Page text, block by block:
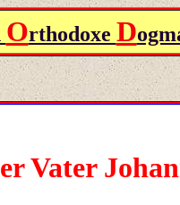
Orthodoxe D
Vater